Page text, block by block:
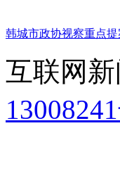
韩城市政协视察重点
互联网